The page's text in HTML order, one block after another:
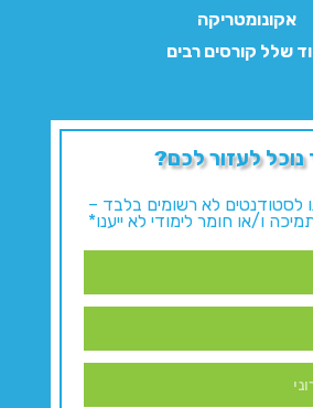
אקונומטריקה
שלל קורסים רבים
נוכל לעזור לכם?
לסטודנטים לא רשומים בלבד –
ו/או חומר לימודי לא ייענו*